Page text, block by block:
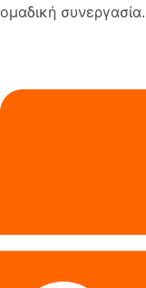
ομαδική συνεργασία.